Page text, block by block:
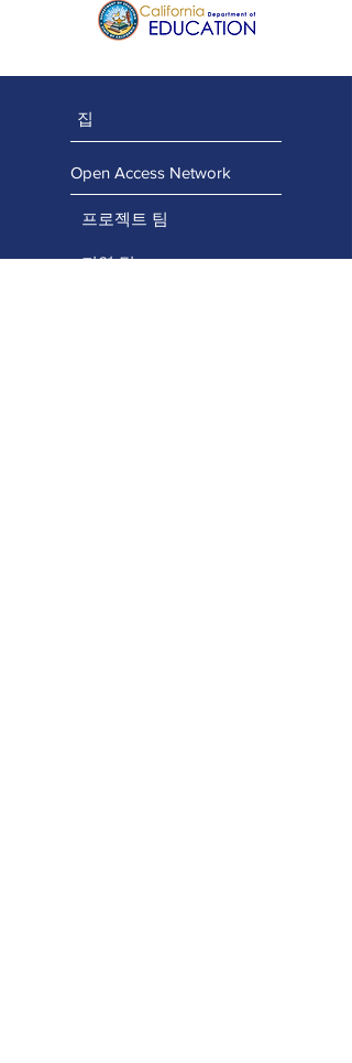
집
Open Access Network
프로젝트 팀
지역 팀